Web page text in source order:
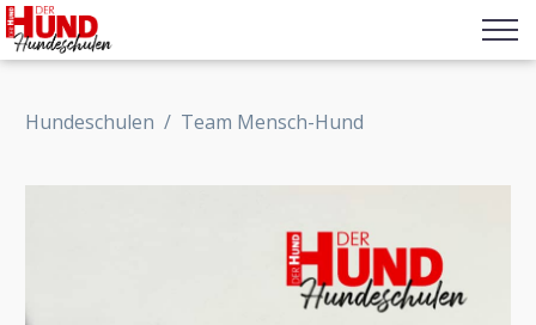
Hundeschulen / Team Mensch-Hund